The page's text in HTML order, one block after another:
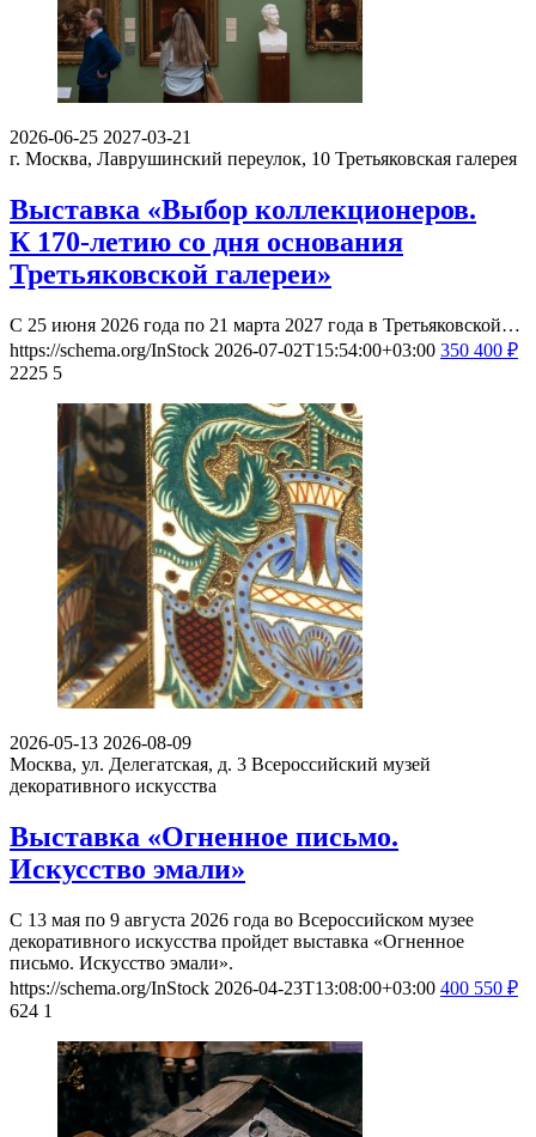
2026-06-25 2027-03-21
г. Москва, Лаврушинский переулок, 10 Третьяковская галерея
Выставка «Выбор коллекционеров.
К 170-летию со дня основания
Третьяковской галереи»
С 25 июня 2026 года по 21 марта 2027 года в Третьяковской…
https://schema.org/InStock 2026-07-02T15:54:00+03:00 350 400 ₽
2225 5
2026-05-13 2026-08-09
Москва, ул. Делегатская, д. 3 Всероссийский музей
декоративного искусства
Выставка «Огненное письмо.
Искусство эмали»
С 13 мая по 9 августа 2026 года во Всероссийском музее
декоративного искусства пройдет выставка «Огненное
письмо. Искусство эмали».
https://schema.org/InStock 2026-04-23T13:08:00+03:00 400 550 ₽
624 1